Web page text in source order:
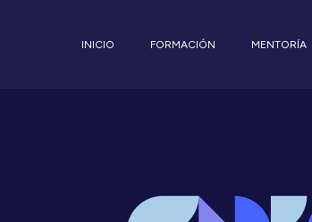
INICIO FORMACIÓN MENTORÍA